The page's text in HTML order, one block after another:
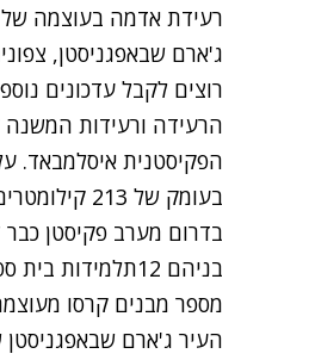
ג'ארם שבאפגניסטן,
רוצים לקבל עדכונים נוספים?
הרעידה ורעידות המשנה
הפקיסטנית איסלמבאד.
בעומק של 213 קילומטרים.
בניהם
מספר מבנים קרסו
העיר ג'ארם